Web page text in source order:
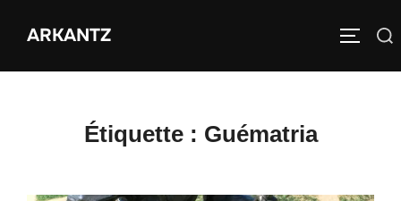
ARKANTZ Rechercher :
Étiquette : Guématria